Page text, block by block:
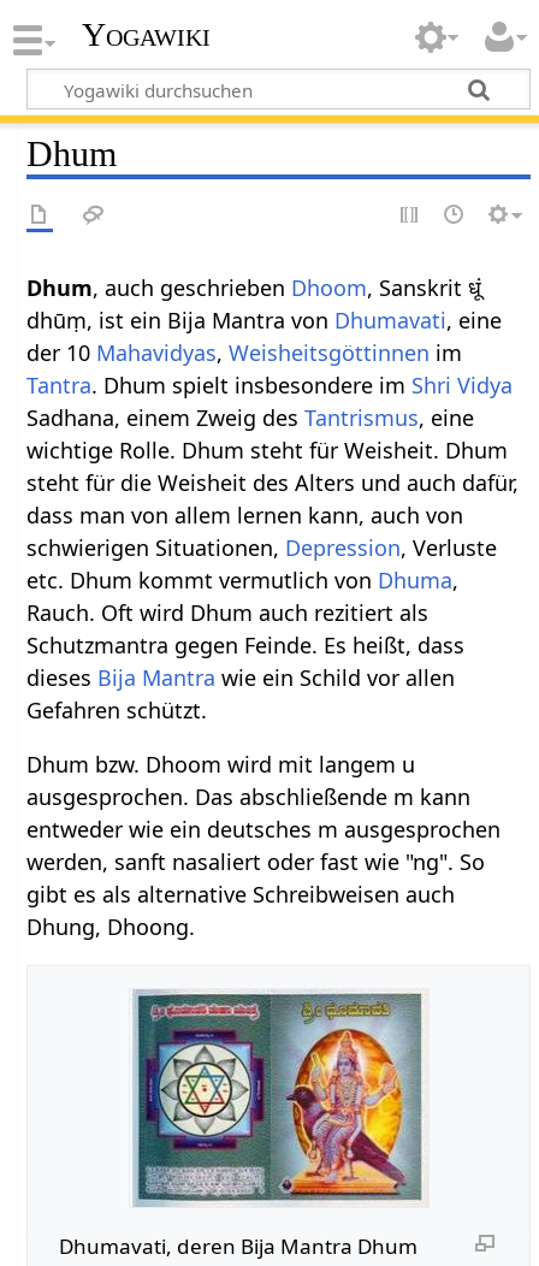
Yogawiki
Dhum
Dhum, auch geschrieben Dhoom, Sanskrit धूं
dhūṃ, ist ein Bija Mantra von Dhumavati, eine
der 10 Mahavidyas,Weisheitsgöttinnen im
Tantra. Dhum spielt insbesondere im Shri Vidya
Sadhana, einem Zweig desTantrismus, eine
wichtige Rolle. Dhum steht für Weisheit. Dhum
steht für die Weisheit des Alters und auch dafür,
dass man von allem lernen kann, auch von
schwierigen Situationen, Depression, Verluste
etc. Dhum kommt vermutlich von Dhuma,
Rauch. Oft wird Dhum auch rezitiert als
Schutzmantra gegen Feinde. Es heißt, dass
dieses Bija Mantra wie ein Schild vor allen
Gefahren schützt.
Dhum bzw. Dhoom wird mit langem u
ausgesprochen. Das abschließende m kann
entweder wie ein deutsches m ausgesprochen
werden, sanft nasaliert oder fast wie "ng". So
gibt es als alternative Schreibweisen auch
Dhung, Dhoong.
Dhumavati, deren Bija Mantra Dhum